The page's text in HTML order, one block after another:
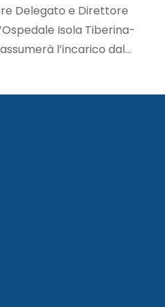
Delegato e Direttore
Isola Tiberina-
l’incarico dal…